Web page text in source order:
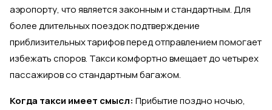
аэропорту, что является законным и стандартным. Для
более длительных поездок подтверждение
приблизительных тарифов перед отправлением помогает
избежать споров. Такси комфортно вмещает до четырех
пассажиров со стандартным багажом.
Когда такси имеет смысл: Прибытие поздно ночью,